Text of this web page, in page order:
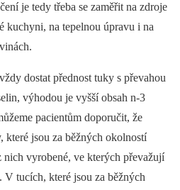
je tedy třeba se zaměřit na zdroje
kuchyni, na tepelnou úpravu i na
dostat přednost tuky s převahou
výhodou je vyšší obsah n-3
pacientům doporučit, že
které jsou za běžných okolností
vyrobené, ve kterých převažují
V tucích, které jsou za běžných